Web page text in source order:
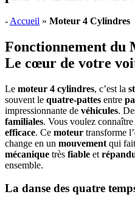
- Accueil » Moteur 4 Cylindres
Fonctionnement du
Le cœur de votre
Le moteur 4 cylindres, c’est la
souvent le quatre-pattes entre
impressionnante de véhicules.
familiales. Vous voulez connaître
efficace. Ce moteur transforme
change en un mouvement qui fait
mécanique très fiable et
ensemble.
La danse des quatre